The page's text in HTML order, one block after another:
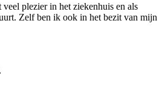
plezier in het ziekenhuis en als
Zelf ben ik ook in het bezit van mijn